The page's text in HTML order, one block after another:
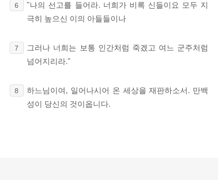
6
"나의 선고를 들어라. 너희가 비록 신들이요 모두 지
극히 높으신 이의 아들들이나
7
그러나 너희는 보통 인간처럼 죽겠고 여느 군주처럼
넘어지리라."
8
하느님이여, 일어나시어 온 세상을 재판하소서. 만백
성이 당신의 것이옵니다.